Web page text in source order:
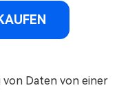
Daten von einer